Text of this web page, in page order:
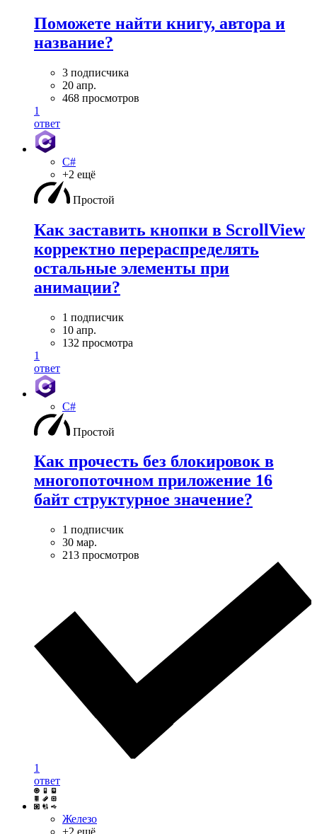
Поможете найти книгу, автора и
название?
3 подписчика
20 апр.
468 просмотров
1
ответ
C#
+2 ещё
Простой
Как заставить кнопки в ScrollView
корректно перераспределять
остальные элементы при
анимации?
1 подписчик
10 апр.
132 просмотра
1
ответ
C#
Простой
Как прочесть без блокировок в
многопоточном приложение 16
байт структурное значение?
1 подписчик
30 мар.
213 просмотров
1
ответ
Железо
+2 ещё